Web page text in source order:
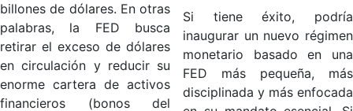
billones de dólares. En otras
palabras, la FED busca
retirar el exceso de dólares
en circulación y reducir su
enorme cartera de activos
financieros (bonos del
Si tiene éxito, podría
inaugurar un nuevo régimen
monetario basado en una
FED más pequeña, más
disciplinada y más enfocada